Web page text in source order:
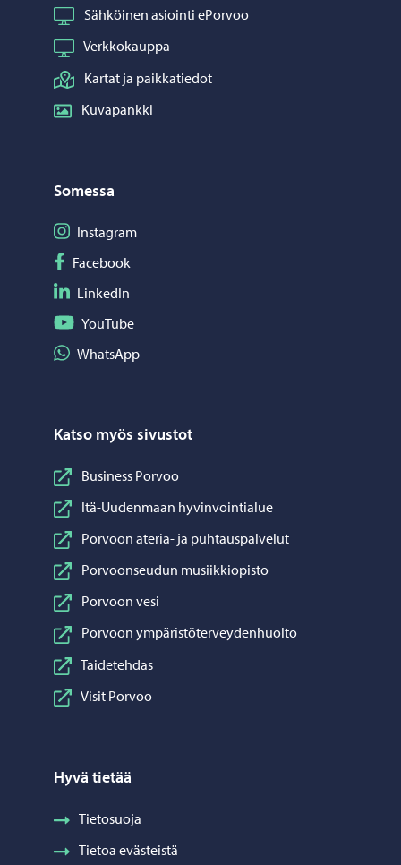
Sähköinen asiointi ePorvoo
Verkkokauppa
Kartat ja paikkatiedot
Kuvapankki
Somessa
Seuraa Instagram
Instagram
Seuraa Facebook
Facebook
Seuraa LinkedIn
LinkedIn
Seuraa YouTube
YouTube
Jaa WhatsApp
WhatsApp
Katso myös sivustot
Business Porvoo
Itä-Uudenmaan hyvinvointialue
Porvoon ateria- ja puhtauspalvelut
Porvoonseudun musiikkiopisto
Porvoon vesi
Porvoon ympäristöterveydenhuolto
Taidetehdas
Visit Porvoo
Hyvä tietää
Tietosuoja
Tietoa evästeistä